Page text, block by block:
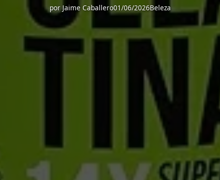
porJaime Caballero01/06/2026Beleza